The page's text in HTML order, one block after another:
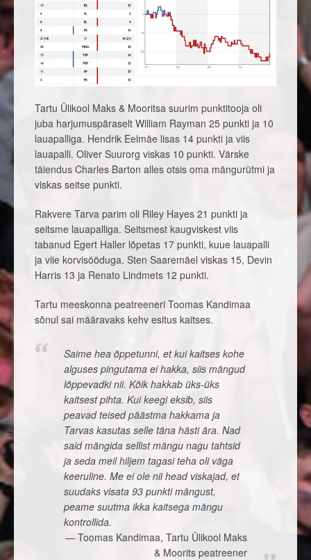
Tartu Ülikool Maks & Mooritsa suurim punktitooja oli
juba harjumuspäraselt William Rayman 25 punkti ja 10
lauapalliga. Hendrik Eelmäe lisas 14 punkti ja viis
lauapalli. Oliver Suurorg viskas 10 punkti. Värske
täiendus Charles Barton alles otsis oma mängurütmi ja
viskas seitse punkti.
Rakvere Tarva parim oli Riley Hayes 21 punkti ja
seitsme lauapalliga. Seitsmest kaugviskest viis
tabanud Egert Haller lõpetas 17 punkti, kuue lauapalli
ja viie korvisööduga. Sten Saaremäel viskas 15, Devin
Harris 13 ja Renato Lindmets 12 punkti.
Tartu meeskonna peatreeneri Toomas Kandimaa
sõnul sai määravaks kehv esitus kaitses.
Saime hea õppetunni, et kui kaitses kohe
alguses pingutama ei hakka, siis mängud
lõppevadki nii. Kõik hakkab üks-üks
kaitsest pihta. Kui keegi eksib, siis
peavad teised päästma hakkama ja
Tarvas kasutas selle täna hästi ära. Nad
said mängida sellist mängu nagu tahtsid
ja seda meil hiljem tagasi teha oli väga
keeruline. Me ei ole nii head viskajad, et
suudaks visata 93 punkti mängust,
peame suutma ikka kaitsega mängu
kontrollida.
Toomas Kandimaa, Tartu Ülikool Maks
& Moorits peatreener